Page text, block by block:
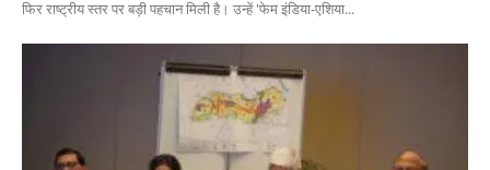
फिर राष्ट्रीय स्तर पर बड़ी पहचान मिली है। उन्हें 'फेम इंडिया-एशिया...